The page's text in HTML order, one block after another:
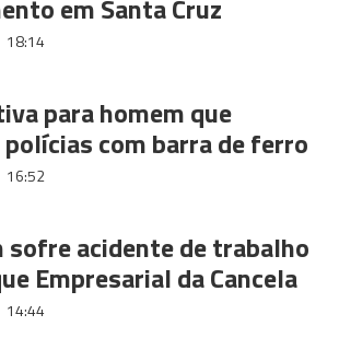
em Santa Cruz
18:14
para homem que
com barra de ferro
16:52
sofre acidente de trabalho
Empresarial da Cancela
14:44